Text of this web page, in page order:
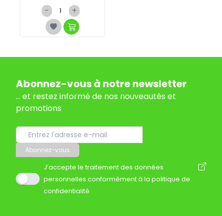
- +
Abonnez-vous à notre newsletter
... et restez informé de nos nouveautés et
promotions
Abonnez-vous
J’accepte le traitement des données
personnelles conformément à la politique de
confidentialité